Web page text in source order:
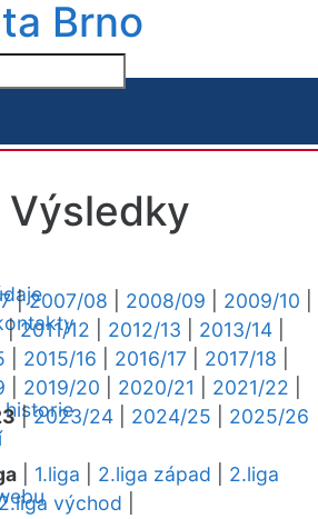
Brno
historie
Výsledky
|2007/08 2008/09 2009/10
|2011/12 2012/13 2013/14
2015/16 2016/17 2017/18
2019/20 2020/21 2021/22
|2023/24 2024/25
2025/26
1.liga 2.liga západ
2.liga
východ